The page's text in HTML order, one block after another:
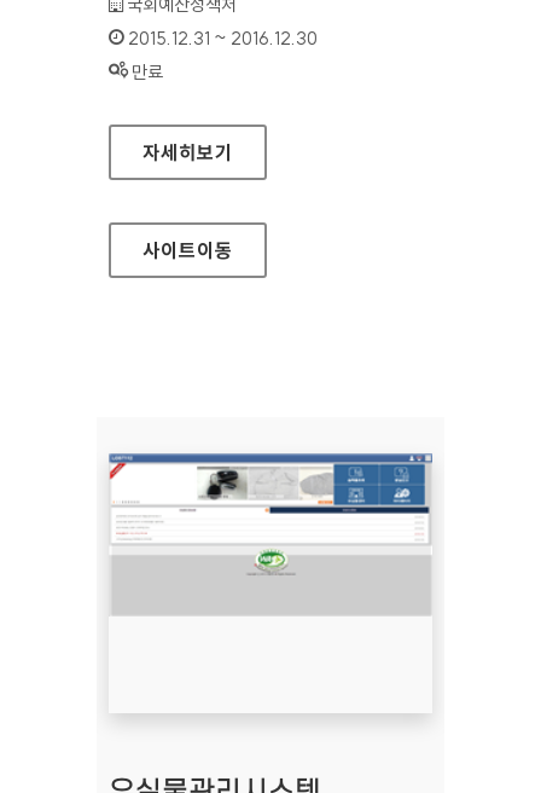
인증기간 :
2015.12.31 ~ 2016.12.30
상태 :
만료
국회예산정책처 홈페이지
자세히보기
사이트이동